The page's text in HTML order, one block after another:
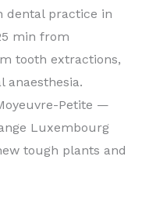
dental practice in
min from
tooth extractions,
anaesthesia.
Petite —
Luxembourg
tough plants and